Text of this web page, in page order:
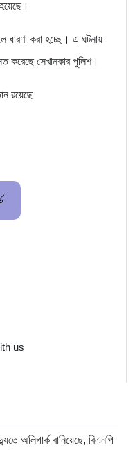
ধারণা করা হচ্ছে। এ ঘটনায়
করেছে সেখানকার পুলিশ।
রয়েছে
অলিগার্ক বানিয়েছে, বিএনপি